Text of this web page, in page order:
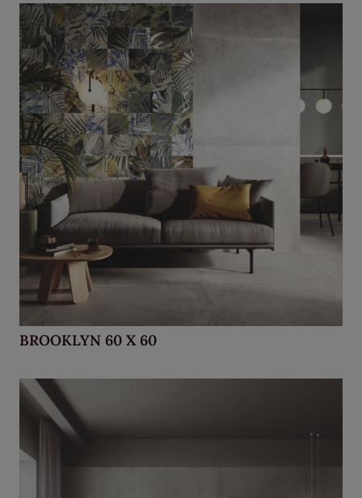
BROOKLYN 60 X 60